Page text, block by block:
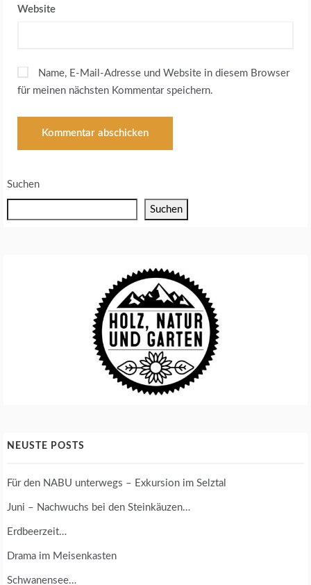
Website
Name, E-Mail-Adresse und Website in diesem Browser
für meinen nächsten Kommentar speichern.
Suchen
Suchen
NEUSTE POSTS
Für den NABU unterwegs – Exkursion im Selztal
Juni – Nachwuchs bei den Steinkäuzen…
Erdbeerzeit…
Drama im Meisenkasten
Schwanensee…